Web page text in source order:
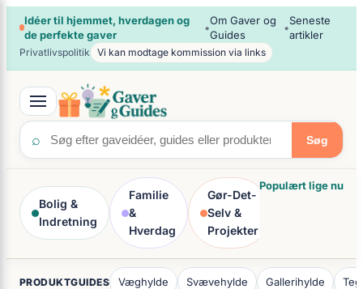
Spring
indhold
Idéer til hjemmet, hverdagen og
de perfekte gaver
•
Om Gaver og
Guides
•
Seneste
artikler
Privatlivspolitik Vi kan modtage kommission via links
⌕ Søg
Bolig &
Indretning
Familie
&
Hverdag
Gør-Det-
Selv &
Projekter
Populært lige nu
PRODUKTGUIDES Væghylde Svævehylde Gallerihylde